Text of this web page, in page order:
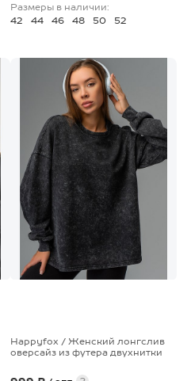
Размеры в наличии:
42
44 46 48 50 52
Happyfox / Женский лонгслив
оверсайз из футера двухнитки